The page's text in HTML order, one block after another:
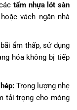
tấm nhựa lót sàn
vách ngăn nhà
ẩm thấp, sử dụng
hóa không bị tiếp
Trọng lượng nhẹ
tải trọng cho móng